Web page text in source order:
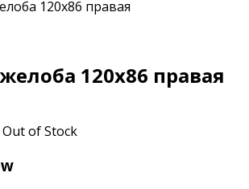
120х86 правая
120х86 правая
Out of Stock